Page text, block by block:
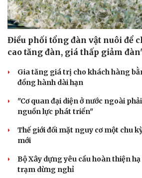
Du lịch
Tư vấn
Săn Tour
Câu
Kể
Điều phối tổng đàn vật nuôi để
cao tăng đàn, giá thấp giảm
Gia tăng giá trị cho khách hàng
đồng hành dài hạn
"Cơ quan đại diện ở nước ngoài
nguồn lực phát triển"
Thế giới đối mặt nguy cơ một chu
mới
Bộ Xây dựng yêu cầu hoàn thiện
trạm dừng nghỉ